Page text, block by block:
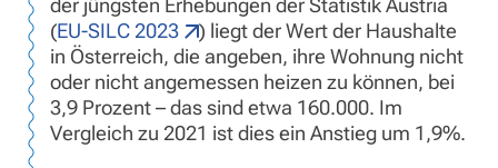
der jüngsten Erhebungen der Statistik Austria
(EU-SILC 2023
) liegt der Wert der Haushalte
in Österreich, die angeben, ihre Wohnung nicht
oder nicht angemessen heizen zu können, bei
3,9 Prozent – das sind etwa 160.000. Im
Vergleich zu 2021 ist dies ein Anstieg um 1,9%.